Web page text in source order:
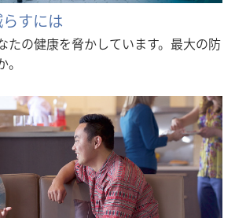
すには
たの健康を脅かしています。最大の防